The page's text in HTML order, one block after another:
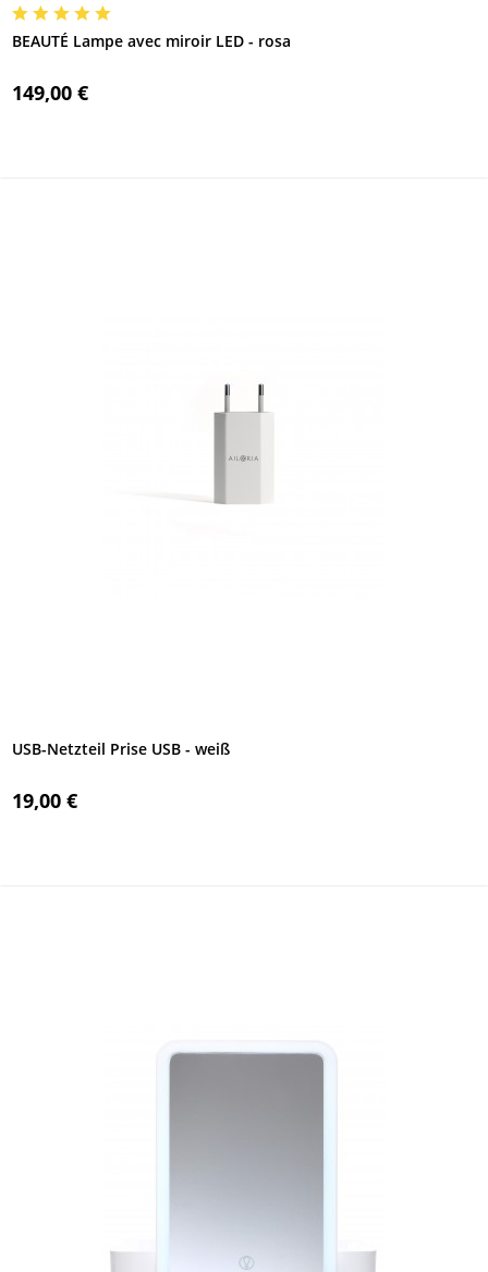
BEAUTÉ Lampe avec miroir LED - rosa
149,00 €
USB-Netzteil Prise USB - weiß
19,00 €